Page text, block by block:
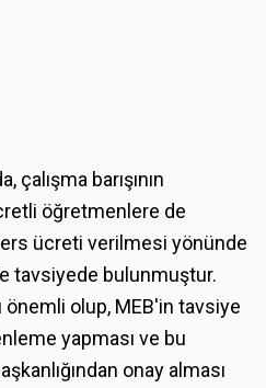
çalışma barışının
öğretmenlere de
ücreti verilmesi yönünde
tavsiyede bulunmuştur.
önemli olup, MEB'in tavsiye
yapması ve bu
onay alması